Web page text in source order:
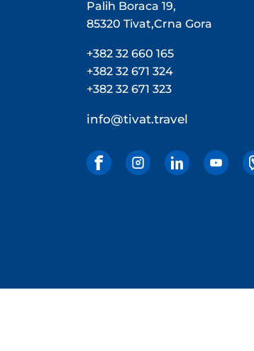
Palih Boraca 19,
85320 Tivat,Crna Gora
+382 32 660 165
+382 32 671 324
+382 32 671 323
info@tivat.travel